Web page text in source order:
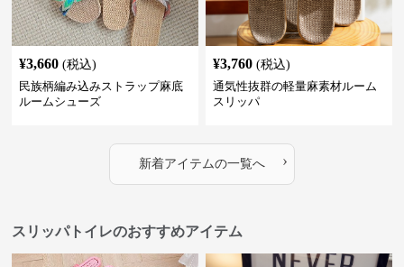
¥3,660 (税込)
民族柄編み込みストラップ麻底
ルームシューズ
¥3,760 (税込)
通気性抜群の軽量麻素材ルーム
スリッパ
新着アイテムの一覧へ ›
スリッパトイレのおすすめアイテム